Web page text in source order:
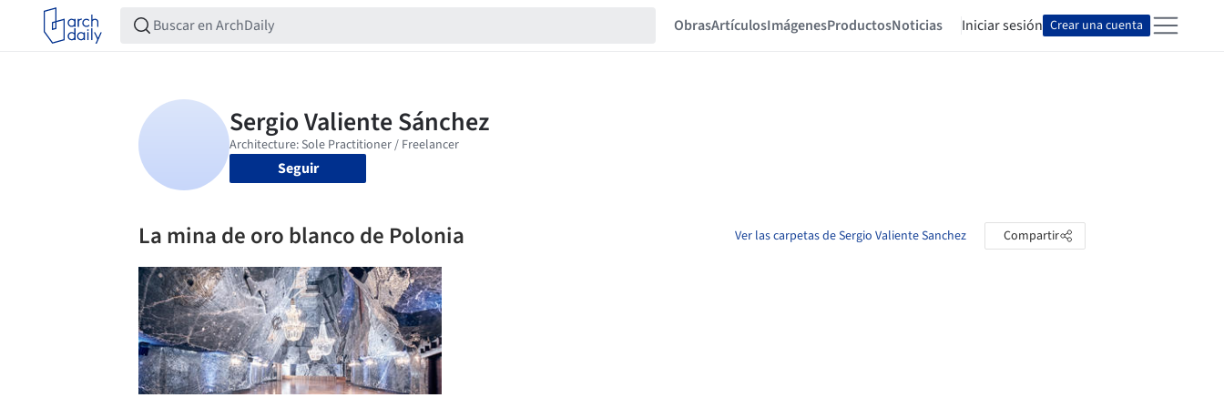
ObrasArtículosImágenesProductosNoticias Iniciar sesión Crear una cuenta
Seguir
La mina de oro blanco de Polonia Ver las carpetas de Sergio Valiente Sanchez Compartir